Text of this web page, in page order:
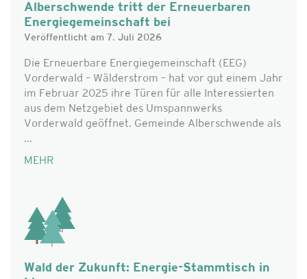
Alberschwende tritt der Erneuerbaren
Energiegemeinschaft bei
Veröffentlicht am 7. Juli 2026
Die Erneuerbare Energiegemeinschaft (EEG)
Vorderwald – Wälderstrom – hat vor gut einem Jahr
im Februar 2025 ihre Türen für alle Interessierten
aus dem Netzgebiet des Umspannwerks
Vorderwald geöffnet. Gemeinde Alberschwende als
...
MEHR
Wald der Zukunft: Energie-Stammtisch in